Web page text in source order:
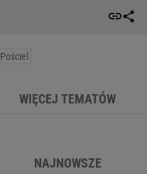
Pościel
WIĘCEJ TEMATÓW
NAJNOWSZE